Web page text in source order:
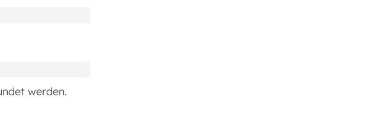
werden.